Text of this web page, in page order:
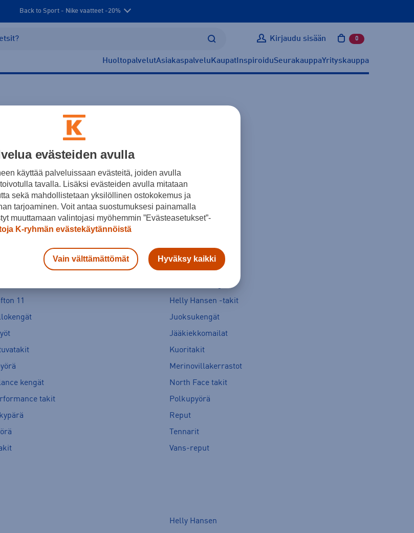
Back to Sport - Nike vaatteet -20%
Kirjaudu sisään 0 tuotetta
HuoltopalvelutAsiakaspalvelu Kaupat InspiroiduSeurakauppaYrityskauppa
Ei tuotteita.
11
Helly Hansen -takit
Juoksukengät
Jääkiekkomailat
Kuoritakit
Merinovillakerrastot
kengät
North Face takit
takit
Polkupyörä
Reput
Tennarit
Vans-reput
Helly Hansen
evästeiden avulla
käyttää palveluissaan evästeitä, joiden avulla
tavalla. Lisäksi evästeiden avulla mitataan
sekä mahdollistetaan yksilöllinen ostokokemus ja
tarjoaminen. Voit antaa suostumuksesi painamalla
muuttamaan valintojasi myöhemmin ”Evästeasetukset”-
K-ryhmän evästekäytännöistä
Vain välttämättömät Hyväksy kaikki